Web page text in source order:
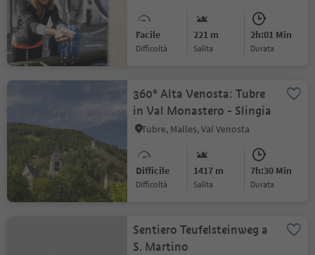
Facile
Difficoltà
221 m
Salita
2h:01 Min
durata
360° Alta Venosta: Tubre
in Val Monastero - Slingia
Tubre, Malles, Val Venosta
Difficile
Difficoltà
1417 m
Salita
7h:30 Min
durata
Sentiero Teufelsteinweg a
S. Martino